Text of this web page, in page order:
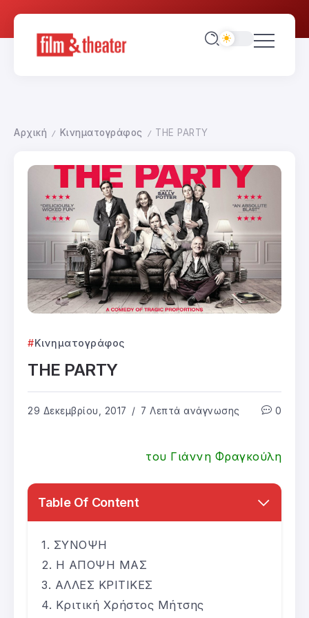
Αρχική / Κινηματογράφος / THE PARTY
Κινηματογράφος
THE PARTY
29 Δεκεμβρίου, 2017 7 Λεπτά ανάγνωσης 0
του Γιάννη Φραγκούλη
Table Of Content
ΣΥΝΟΨΗ
Η ΑΠΟΨΗ ΜΑΣ
ΑΛΛΕΣ ΚΡΙΤΙΚΕΣ
Κριτική Χρήστος Μήτσης